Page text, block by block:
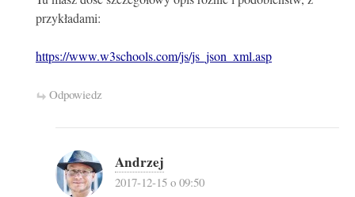
przykładami:
https://www.w3schools.com/js/js_json_xml.asp
Odpowiedz
Andrzej
2017-12-15 o 09:50